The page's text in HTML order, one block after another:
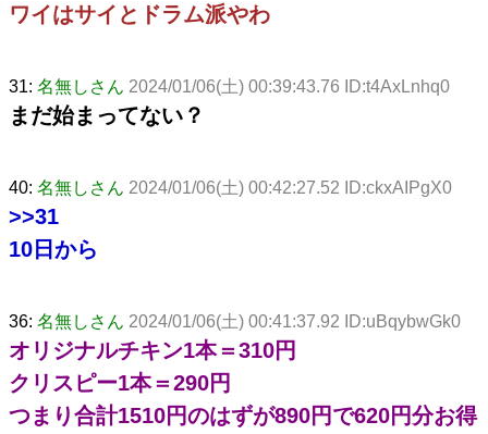
ワイはサイとドラム派やわ
31: 名無しさん 2024/01/06(土) 00:39:43.76 ID:t4AxLnhq0
まだ始まってない？
40: 名無しさん 2024/01/06(土) 00:42:27.52 ID:ckxAIPgX0
>>31
10日から
36: 名無しさん 2024/01/06(土) 00:41:37.92 ID:uBqybwGk0
オリジナルチキン1本＝310円
クリスピー1本＝290円
つまり合計1510円のはずが890円で620円分お得